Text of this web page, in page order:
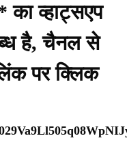
का व्हाट्सएप
है, चैनल से
पर क्लिक